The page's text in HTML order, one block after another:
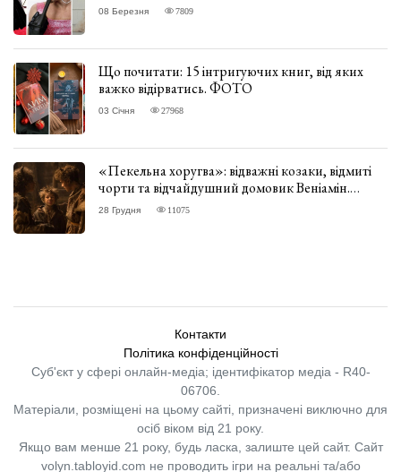
08 Березня 7809
Що почитати: 15 інтригуючих книг, від яких
важко відірватись. ФОТО
03 Січня 27968
«Пекельна хоругва»: відважні козаки, відмиті
чорти та відчайдушний домовик Веніамін.
ВІДГУК
28 Грудня 11075
Контакти
Політика конфіденційності
Суб'єкт у сфері онлайн-медіа; ідентифікатор медіа - R40-
06706.
Матеріали, розміщені на цьому сайті, призначені виключно для
осіб віком від 21 року.
Якщо вам менше 21 року, будь ласка, залиште цей сайт. Сайт
volyn.tabloyid.com не проводить ігри на реальні та/або